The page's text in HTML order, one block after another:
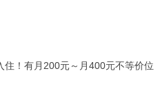
住！有月200元～月400元不等价位